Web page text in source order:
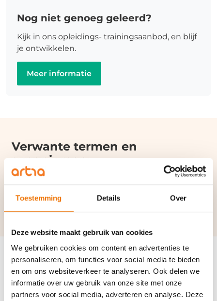
Toestemming Details Over
Deze website maakt gebruik van cookies
We gebruiken cookies om content en advertenties te
personaliseren, om functies voor social media te bieden
en om ons websiteverkeer te analyseren. Ook delen we
informatie over uw gebruik van onze site met onze
partners voor social media, adverteren en analyse. Deze
Nog niet genoeg geleerd?
Kijk in ons opleidings- trainingsaanbod, en blijf
je ontwikkelen.
Meer informatie
Verwante termen en
synoniemen:
Bijstandsnorm|Participatiewet|Sollicitatieplicht
WW
Disclaimer